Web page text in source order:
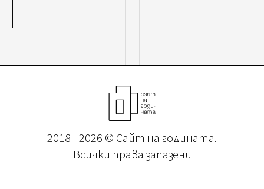
2018 - 2026 © Сайт на годината.
Всички права запазени